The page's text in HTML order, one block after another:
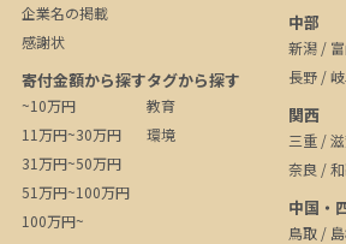
企業名の掲載
感謝状
寄付金額から探す
~10万円
11万円~30万円
31万円~50万円
51万円~100万円
100万円~
タグから探す
教育
環境
中部
新潟 /
長野 /
関西
三重 /
奈良 /
中国・
鳥取 /